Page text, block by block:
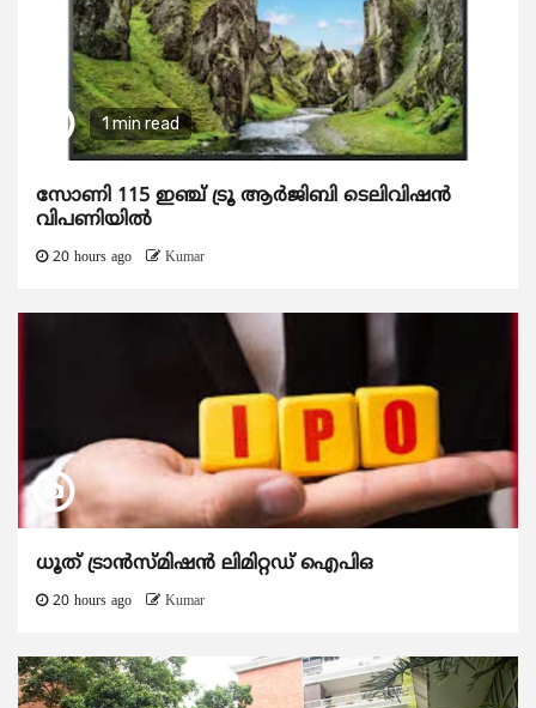
1 min read
സോണി 115 ഇഞ്ച് ട്രൂ ആർജിബി ടെലിവിഷൻ
വിപണിയിൽ
20 hours ago Kumar
ധൂത് ട്രാൻസ്മിഷൻ ലിമിറ്റഡ് ഐപിഒ
20 hours ago Kumar